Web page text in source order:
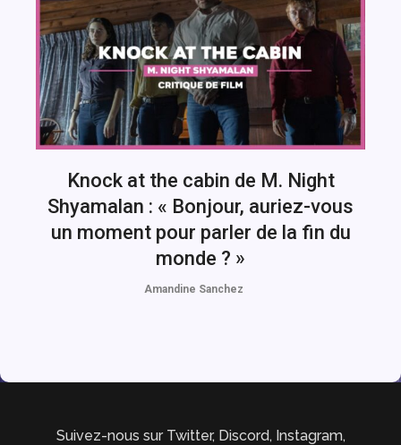
Knock at the cabin de M. Night
Shyamalan : « Bonjour, auriez-vous
un moment pour parler de la fin du
monde ? »
Amandine Sanchez
Suivez-nous sur Twitter, Discord, Instagram,